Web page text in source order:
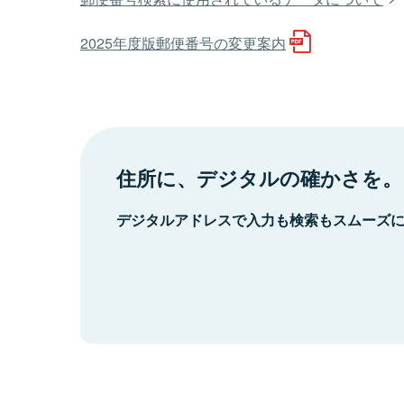
2025年度版郵便番号の変更案内
住所に、デジタルの確かさを。
デジタルアドレスで入力も検索もスムーズ